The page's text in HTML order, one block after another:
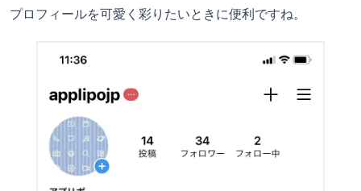
プロフィールを可愛く彩りたいときに便利ですね。